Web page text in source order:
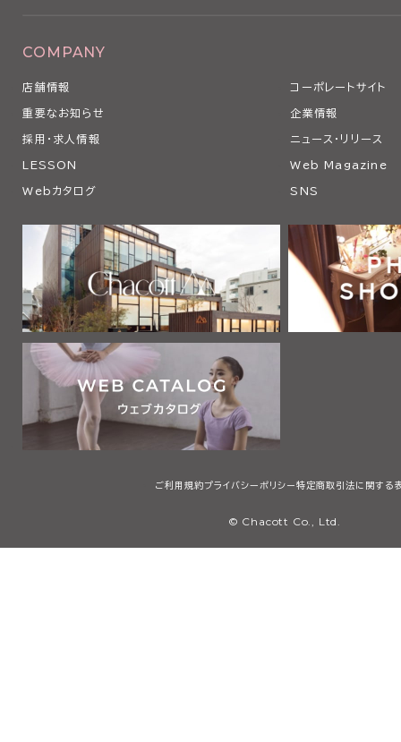
COMPANY
店舗情報 コーポレートサイト
重要なお知らせ 企業情報
採用・求人情報 ニュース・リリース
LESSON Web Magazine
Webカタログ SNS
ご利用規約プライバシーポリシー 特定商取引法に関する
© Chacott Co., Ltd.